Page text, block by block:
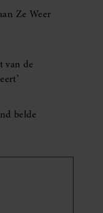
Ze Weer
van de
belde